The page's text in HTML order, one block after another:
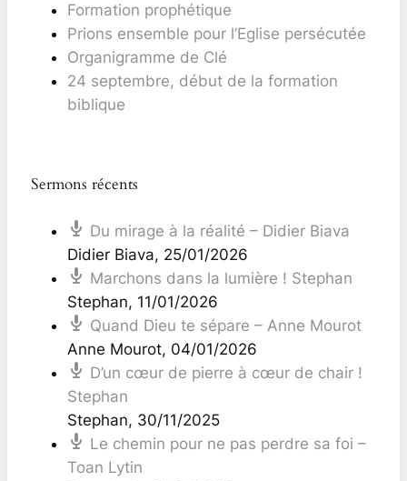
Formation prophétique
Prions ensemble pour l’Eglise persécutée
Organigramme de Clé
24 septembre, début de la formation
biblique
Sermons récents
Du mirage à la réalité – Didier Biava
Didier Biava, 25/01/2026
Marchons dans la lumière ! Stephan
Stephan, 11/01/2026
Quand Dieu te sépare – Anne Mourot
Anne Mourot, 04/01/2026
D’un cœur de pierre à cœur de chair !
Stephan
Stephan, 30/11/2025
Le chemin pour ne pas perdre sa foi –
Toan Lytin